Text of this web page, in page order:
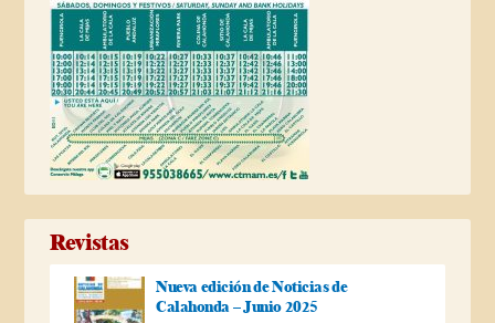
Revistas
Nueva edición de Noticias de
Calahonda – Junio 2025